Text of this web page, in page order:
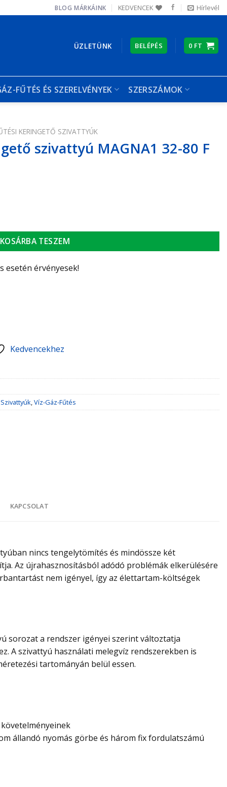
BLOG MÁRKÁINK KEDVENCEK Hírlevél
ÜZLETÜNK BELÉPÉS 0 FT
FŰTÉS ÉS SZERELVÉNYEK SZERSZÁMOK
KERINGETŐ SZIVATTYÚK
szivattyú MAGNA1 32-80 F
KOSÁRBA TESZEM
esetén érvényesek!
Kedvencekhez
Szivattyúk,Víz-Gáz-Fűtés
KAPCSOLAT
nincs tengelytömítés és mindössze két
Az újrahasznosításból adódó problémák elkerülésére
nem igényel, így az élettartam-költségek
sorozat a rendszer igényei szerint változtatja
A szivattyú használati melegvíz rendszerekben is
tartományán belül essen.
állandó nyomás görbe és három fix fordulatszámú